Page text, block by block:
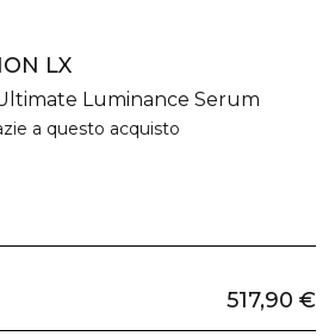
LX
Luminance Serum
a questo acquisto
517,90 €